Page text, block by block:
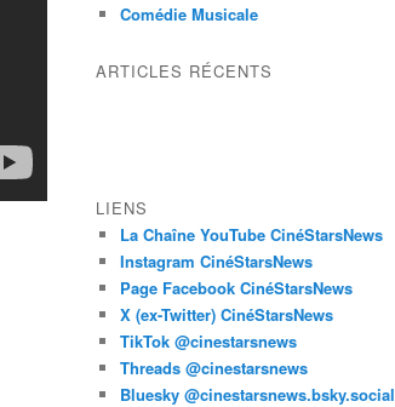
Comédie Musicale
ARTICLES RÉCENTS
LIENS
La Chaîne YouTube CinéStarsNews
Instagram CinéStarsNews
Page Facebook CinéStarsNews
X (ex-Twitter) CinéStarsNews
TikTok @cinestarsnews
Threads @cinestarsnews
Bluesky @cinestarsnews.bsky.social‬